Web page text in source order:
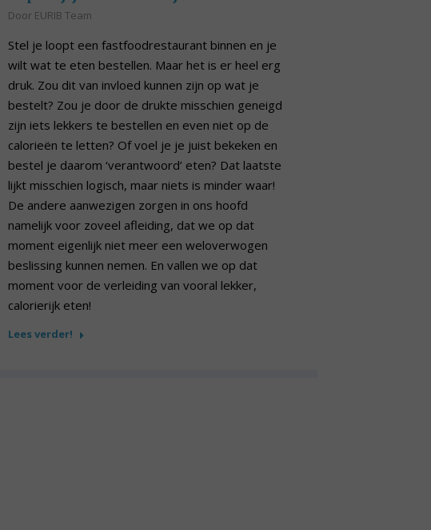
Door EURIB Team
Stel je loopt een fastfoodrestaurant binnen en je
wilt wat te eten bestellen. Maar het is er heel erg
druk. Zou dit van invloed kunnen zijn op wat je
bestelt? Zou je door de drukte misschien geneigd
zijn iets lekkers te bestellen en even niet op de
calorieën te letten? Of voel je je juist bekeken en
bestel je daarom ‘verantwoord’ eten? Dat laatste
lijkt misschien logisch, maar niets is minder waar!
De andere aanwezigen zorgen in ons hoofd
namelijk voor zoveel afleiding, dat we op dat
moment eigenlijk niet meer een weloverwogen
beslissing kunnen nemen. En vallen we op dat
moment voor de verleiding van vooral lekker,
calorierijk eten!
Lees verder!